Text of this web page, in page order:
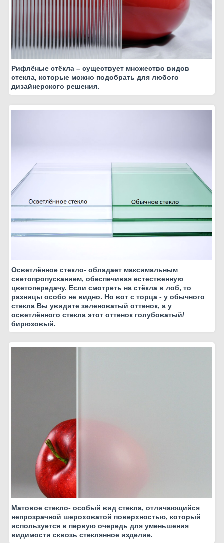
Рифлёные стёкла – существует множество видов
стекла, которые можно подобрать для любого
дизайнерского решения.
Осветлённое стекло- обладает максимальным
светопропусканием, обеспечивая естественную
цветопередачу. Если смотреть на стёкла в лоб, то
разницы особо не видно. Но вот с торца - у обычного
стекла Вы увидите зеленоватый оттенок, а у
осветлённого стекла этот оттенок голубоватый/
бирюзовый.
Матовое стекло- особый вид стекла, отличающийся
непрозрачной шероховатой поверхностью, который
используется в первую очередь для уменьшения
видимости сквозь стеклянное изделие.